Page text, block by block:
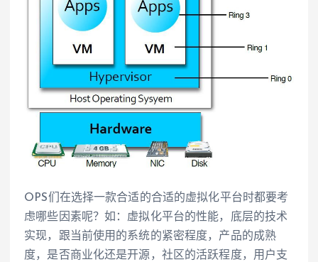
OPS们在选择一款合适的合适的虚拟化平台时都要考
虑哪些因素呢？如：虚拟化平台的性能，底层的技术
实现，跟当前使用的系统的紧密程度，产品的成熟
度，是否商业化还是开源，社区的活跃程度，用户支